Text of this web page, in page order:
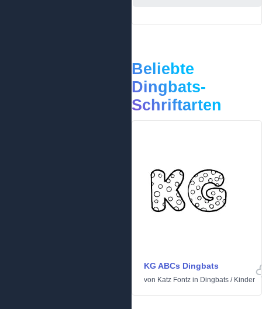
Beliebte
Dingbats-
Schriftarten
KG ABCs Dingbats
von Katz Fontz in Dingbats / Kinder